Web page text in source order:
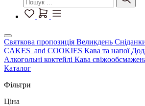
Святкова пропозиція Великдень
CAKES and COOKIES Кава та напої
Алкогольні коктейлі Кава
Каталог
Фільтри
Ціна